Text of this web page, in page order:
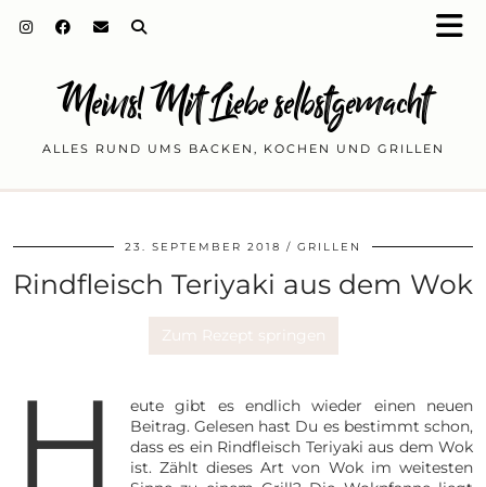
Meins! Mit Liebe selbstgemacht
ALLES RUND UMS BACKEN, KOCHEN UND GRILLEN
23. SEPTEMBER 2018 GRILLEN
Rindfleisch Teriyaki aus dem Wok
Zum Rezept springen
H
eute gibt es endlich wieder einen neuen
Beitrag. Gelesen hast Du es bestimmt schon,
dass es ein Rindfleisch Teriyaki aus dem Wok
ist. Zählt dieses Art von Wok im weitesten